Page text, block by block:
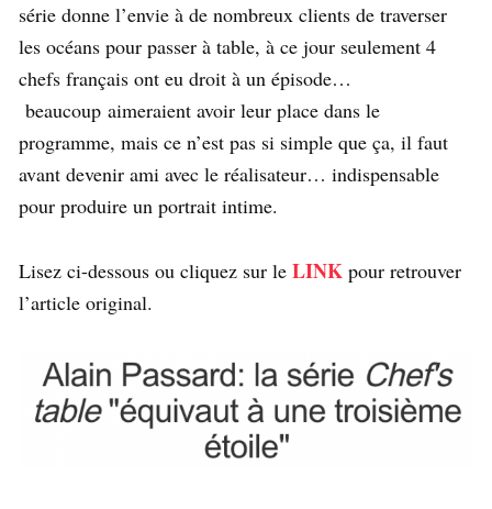
série donne l’envie à de nombreux clients de traverser
les océans pour passer à table, à ce jour seulement 4
chefs français ont eu droit à un épisode…
beaucoup aimeraient avoir leur place dans le
programme, mais ce n’est pas si simple que ça, il faut
avant devenir ami avec le réalisateur… indispensable
pour produire un portrait intime.
Lisez ci-dessous ou cliquez sur le LINK pour retrouver
l’article original.